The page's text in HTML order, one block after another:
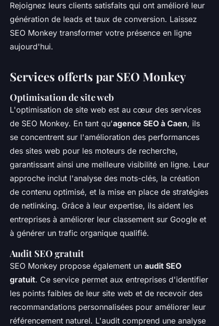
Rejoignez leurs clients satisfaits qui ont amélioré leur
génération de leads et taux de conversion. Laissez
SEO Monkey transformer votre présence en ligne
aujourd'hui.
Services offerts par SEO Monkey
Optimisation de site web
L'optimisation de site web est au cœur des services
de SEO Monkey. En tant qu'agence SEO à Caen, ils
se concentrent sur l'amélioration des performances
des sites web pour les moteurs de recherche,
garantissant ainsi une meilleure visibilité en ligne. Leur
approche inclut l'analyse des mots-clés, la création
de contenu optimisé, et la mise en place de stratégies
de netlinking. Grâce à leur expertise, ils aident les
entreprises à améliorer leur classement sur Google et
à générer un trafic organique qualifié.
Audit SEO gratuit
SEO Monkey propose également un audit SEO
gratuit. Ce service permet aux entreprises d'identifier
les points faibles de leur site web et de recevoir des
recommandations personnalisées pour améliorer leur
référencement naturel. L'audit comprend une analyse